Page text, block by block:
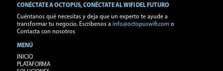
CONÉCTATE A OCTOPUS, CONÉCTATE AL WIFI DEL FUTURO
Cuéntanos qué necesitas y deja que un experto te ayude a
transformar tu negocio. Escríbenos a info@octopuswifi.como
Contacta con nosotros
MENÚ
INICIO
PLATAFORMA